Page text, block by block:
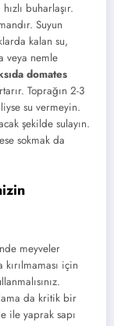
buharlaşır.
Suyun
kalan su,
veya nemle
domates
Toprağın 2-3
su vermeyin.
şekilde sulayın.
sokmak da
meyveler
için
da kritik bir
ile yaprak sapı